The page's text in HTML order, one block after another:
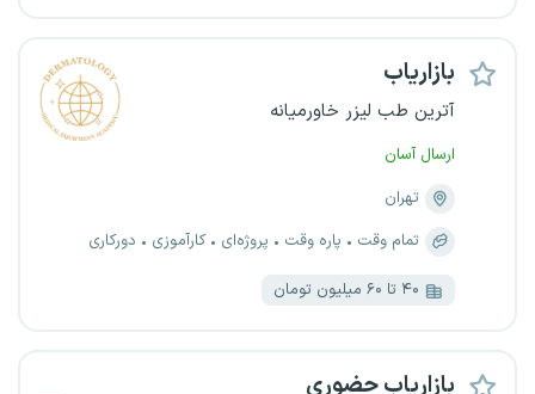
بازاریاب
آترین طب لیزر خاورمیانه
ارسال آسان
تهران
تمام وقت
پاره وقت پروژه‌ای کارآموزی دورکاری
۴۰ تا ۶۰ میلیون تومان
بازاریاب حضوری